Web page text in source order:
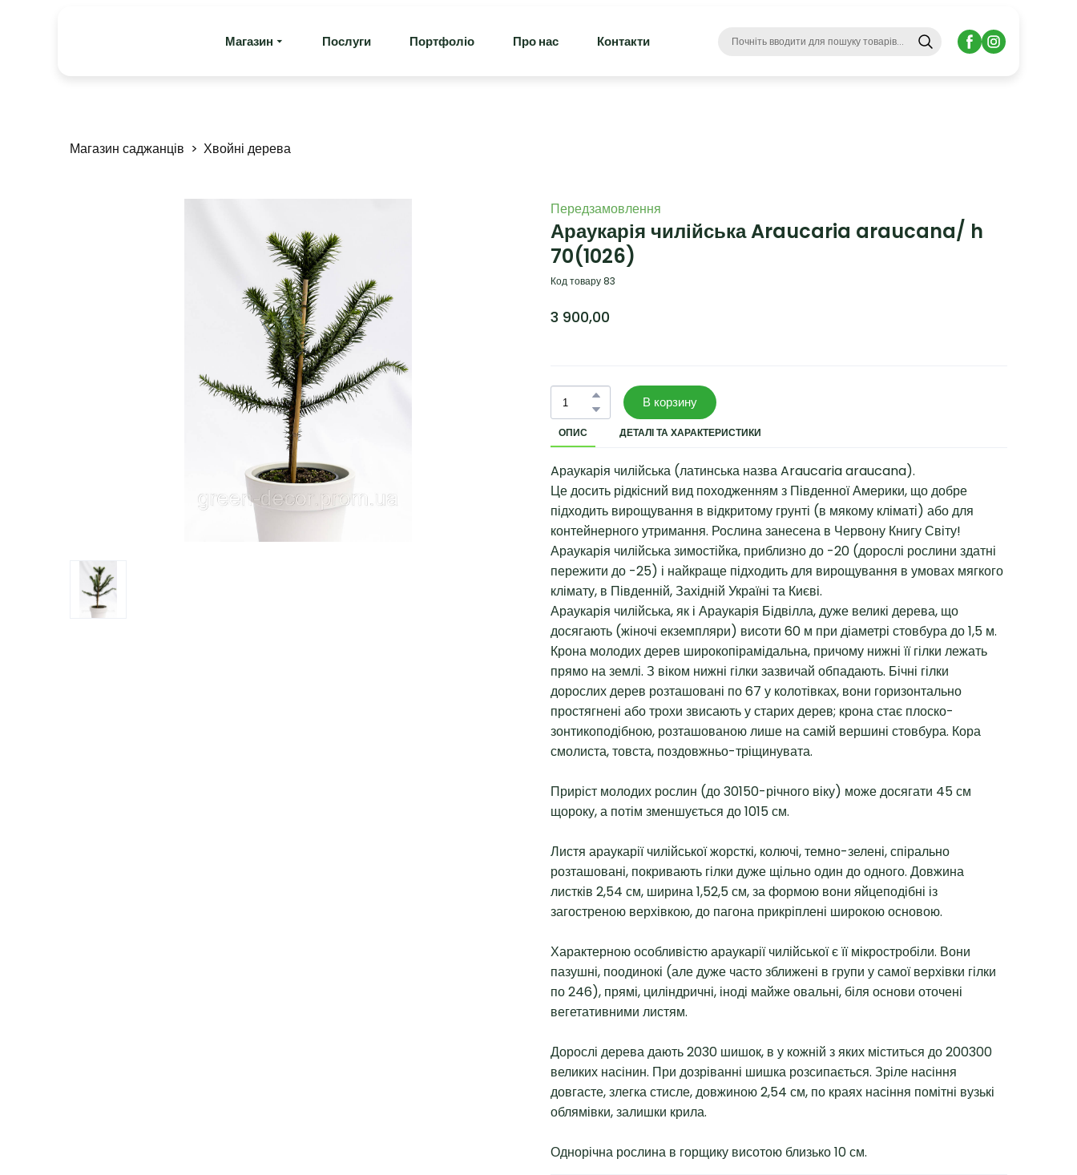
Магазин Послуги Портфоліо Про нас Контакти
Магазин саджанців Хвойні дерева
Передзамовлення
Араукарія чилійська Araucaria araucana/ h
70(1026)
Код товару 83
3 900,00
В корзину
ОПИС ДЕТАЛІ ТА ХАРАКТЕРИСТИКИ
Aраукарія чилійська (латинська назва Araucaria araucana).
Це досить рідкісний вид походженням з Південної Америки, що добре
підходить вирощування в відкритому грунті (в мякому кліматі) або для
контейнерного утримання. Рослина занесена в Червону Книгу Світу!
Араукарія чилійська зимостійка, приблизно до -20 (дорослі рослини здатні
пережити до -25) і найкраще підходить для вирощування в умовах мягкого
клімату, в Південній, Західній Україні та Києві.
Араукарія чилійська, як і Араукарія Бідвілла, дуже великі дерева, що
досягають (жіночі екземпляри) висоти 60 м при діаметрі стовбура до 1,5 м.
Крона молодих дерев широкопірамідальна, причому нижні її гілки лежать
прямо на землі. З віком нижні гілки зазвичай обпадають. Бічні гілки
дорослих дерев розташовані по 67 у колотівках, вони горизонтально
простягнені або трохи звисають у старих дерев; крона стає плоско-
зонтикоподібною, розташованою лише на самій вершині стовбура. Кора
смолиста, товста, поздовжньо-тріщинувата.
Приріст молодих рослин (до 30150-річного віку) може досягати 45 см
щороку, а потім зменшується до 1015 см.
Листя араукарії чилійської жорсткі, колючі, темно-зелені, спірально
розташовані, покривають гілки дуже щільно один до одного. Довжина
листків 2,54 см, ширина 1,52,5 см, за формою вони яйцеподібні із
загостреною верхівкою, до пагона прикріплені широкою основою.
Характерною особливістю араукарії чилійської є її мікростробіли. Вони
пазушні, поодинокі (але дуже часто зближені в групи у самої верхівки гілки
по 246), прямі, циліндричні, іноді майже овальні, біля основи оточені
вегетативними листям.
Дорослі дерева дають 2030 шишок, в у кожній з яких міститься до 200300
великих насінин. При дозріванні шишка розсипається. Зріле насіння
довгасте, злегка стисле, довжиною 2,54 см, по краях насіння помітні вузькі
облямівки, залишки крила.
Однорічна рослина в горщику висотою близько 10 см.